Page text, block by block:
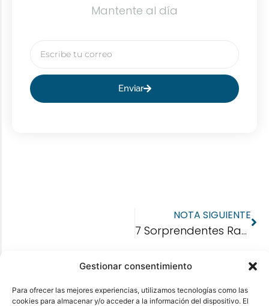
Gestionar consentimiento
Para ofrecer las mejores experiencias, utilizamos tecnologías como las
cookies para almacenar y/o acceder a la información del dispositivo. El
Mantente al día
Enviar
NOTA SIGUIENTE
7 Sorprendentes Razones para Elegir Servicios Techside Solutions